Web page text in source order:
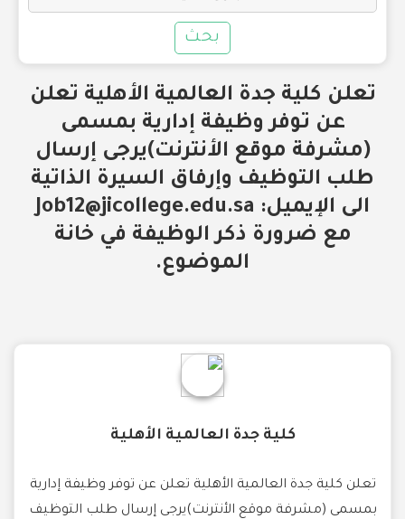
بحث
تعلن كلية جدة العالمية الأهلية تعلن
عن توفر وظيفة إدارية بمسمى
(مشرفة موقع الأنترنت)يرجى إرسال
طلب التوظيف وإرفاق السيرة الذاتية
الى الإيميل: Job12@jicollege.edu.sa
مع ضرورة ذكر الوظيفة في خانة
الموضوع.
كلية جدة العالمية الأهلية
تعلن كلية جدة العالمية الأهلية تعلن عن توفر وظيفة إدارية
بمسمى (مشرفة موقع الأنترنت)يرجى إرسال طلب التوظيف